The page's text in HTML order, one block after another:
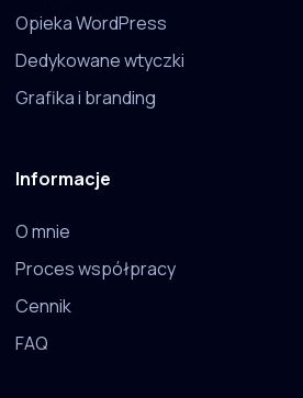
Opieka WordPress
Dedykowane wtyczki
Grafika i branding
Informacje
O mnie
Proces współpracy
Cennik
FAQ